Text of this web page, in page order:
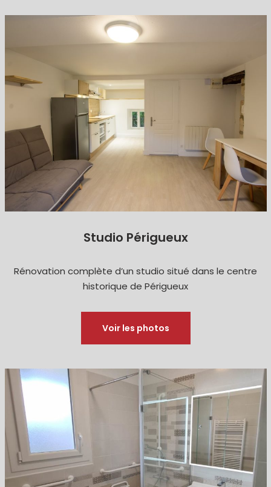
Studio Périgueux
Rénovation complète d’un studio situé dans le centre
historique de Périgueux
Voir les photos